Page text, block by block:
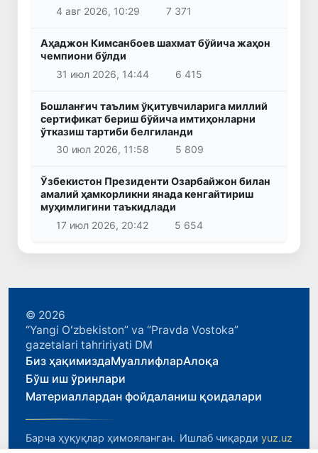
4 авг 2026, 10:29
7 371
Аҳаджон Кимсанбоев шахмат бўйича жаҳон
чемпиони бўлди
31 июл 2026, 14:44
6 415
Бошланғич таълим ўқитувчиларига миллий
сертификат бериш бўйича имтиҳонларни
ўтказиш тартиби белгиланди
30 июл 2026, 11:58
5 809
Ўзбекистон Президенти Озарбайжон билан
амалий ҳамкорликни янада кенгайтириш
муҳимлигини таъкидлади
17 июл 2026, 20:42
5 654
© 2026
“Yangi Oʻzbekiston” va “Pravda Vostoka”
gazetalari tahririyati DM
Биз ҳақимиздаМуаллифларАлоқа
Бўш иш ўринлари
Материаллардан фойдаланиш қоидалари
Барча ҳуқуқлар ҳимояланган. Ишлаб чиқарди yuz.uz